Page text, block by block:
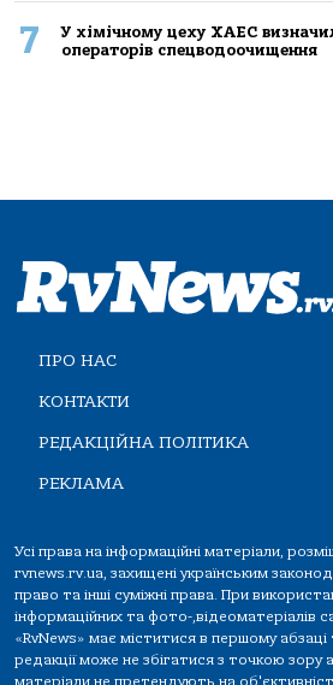
7
У хімічному цеху ХАЕС
операторів спецводоочищення
ПРО НАС
КОНТАКТИ
РЕДАКЦІЙНА ПОЛІТИКА
РЕКЛАМА
Усі права на інформаційні матеріали,
rvnews.rv.ua, захищені українським
право та інші суміжні права. При
інформаційних та фото-,відеоматеріалів
«RvNews» має міститися в першому абзаці
редакції може не збігатися з точкою зору
матеріали не претендують на